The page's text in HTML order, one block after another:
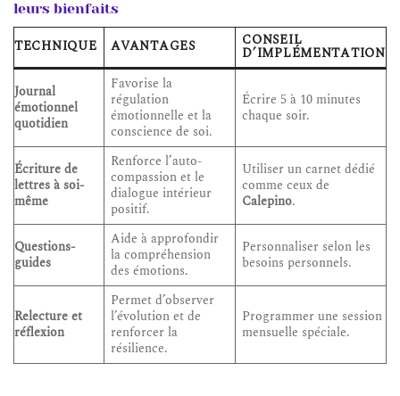
leurs bienfaits
TECHNIQUE AVANTAGES CONSEIL
D’IMPLÉMENTATION
Journal
émotionnel
quotidien
Favorise la
régulation
émotionnelle et la
conscience de soi.
Écrire 5 à 10 minutes
chaque soir.
Écriture de
lettres à soi-
même
Renforce l’auto-
compassion et le
dialogue intérieur
positif.
Utiliser un carnet dédié
comme ceux de
Calepino.
Questions-
guides
Aide à approfondir
la compréhension
des émotions.
Personnaliser selon les
besoins personnels.
Relecture et
réflexion
Permet d’observer
l’évolution et de
renforcer la
résilience.
Programmer une session
mensuelle spéciale.